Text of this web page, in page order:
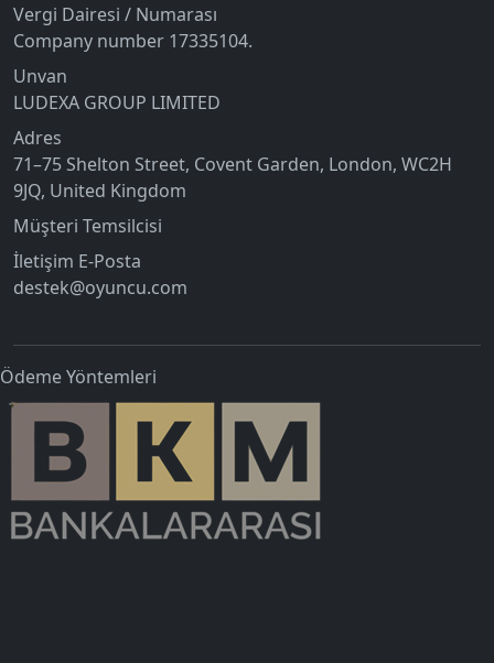
Vergi Dairesi / Numarası
Company number 17335104.
Unvan
LUDEXA GROUP LIMITED
Adres
71–75 Shelton Street, Covent Garden, London, WC2H
9JQ, United Kingdom
Müşteri Temsilcisi
İletişim E-Posta
destek@oyuncu.com
Ödeme Yöntemleri